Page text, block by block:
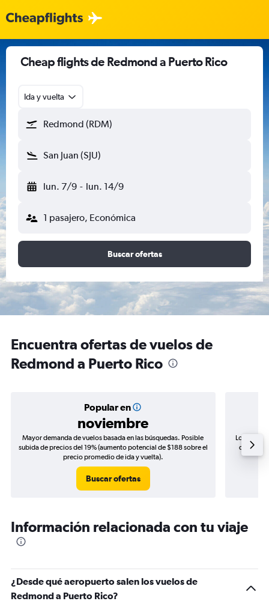
Cheap flights de Redmond a Puerto Rico
Ida y vuelta
Redmond (RDM)
San Juan (SJU)
lun. 7/9 - lun. 14/9
1 pasajero, Económica
Buscar ofertas
Encuentra ofertas de vuelos de
Redmond a Puerto Rico
Popular en
noviembre
Mayor demanda de vuelos basada en las búsquedas. Posible
subida de precios del 19% (aumento potencial de $188 sobre el
precio promedio de ida y vuelta).
Buscar ofertas
Los
de
Información relacionada con tu viaje
¿Desde qué aeropuerto salen los vuelos de
Redmond a Puerto Rico?